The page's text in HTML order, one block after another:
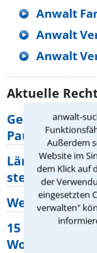
anwalt-
Außerdem
Website im
dem Klick auf
der
eingesetzten
verwalten"
Anwalt
Anwalt
Anwalt
Aktuelle
Geänderte
Lärm von den
stehen mir
Wer muss
15